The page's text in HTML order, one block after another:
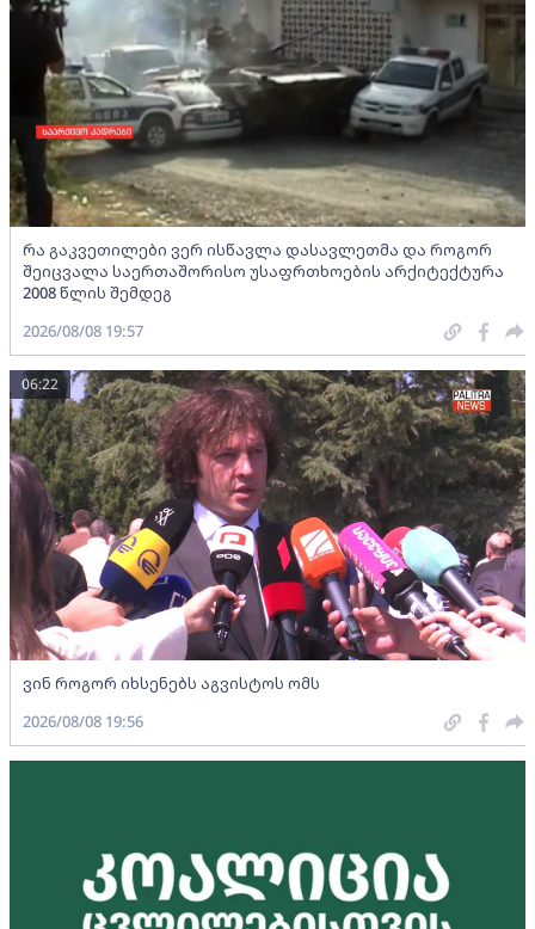
რა გაკვეთილები ვერ ისწავლა დასავლეთმა და როგორ
შეიცვალა საერთაშორისო უსაფრთხოების არქიტექტურა
2008 წლის შემდეგ
2026/08/08 19:57
ვინ როგორ იხსენებს აგვისტოს ომს
06:22
2026/08/08 19:56